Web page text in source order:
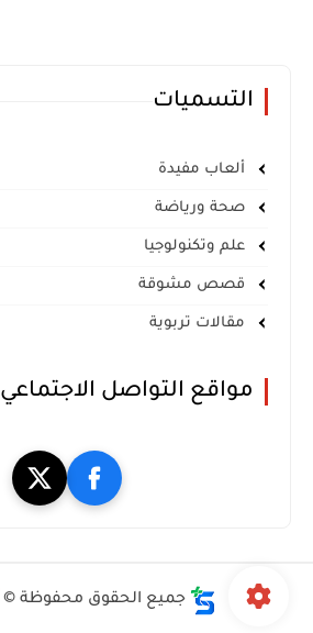
التسميات
ألعاب مفيدة
صحة ورياضة
علم وتكنولوجيا
قصص مشوقة
مقالات تربوية
مواقع التواصل الاجتماعي
جميع الحقوق محفوظة ©